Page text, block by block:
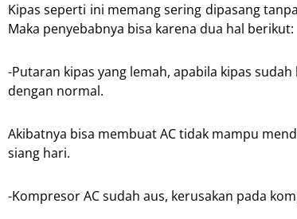
Kipas seperti ini memang sering dipasang
Maka penyebabnya bisa karena dua hal berikut:
-Putaran kipas yang lemah, apabila kipas
dengan normal.
Akibatnya bisa membuat AC tidak mampu
siang hari.
-Kompresor AC sudah aus, kerusakan pada